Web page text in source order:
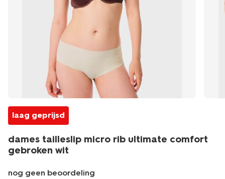
laag geprijsd
dames tailleslip micro rib ultimate comfort
gebroken wit
nog geen beoordeling